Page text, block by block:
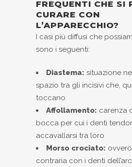
FREQUENTI CHE SI
CURARE CON
L’APPARECCHIO?
I casi più diffusi che
sono i seguenti:
Diastema: situazione
spazio tra gli incisivi che,
toccano
Affollamento: carenza
bocca per cui i denti
accavallarsi tra loro
Morso crociato:
contraria con i denti